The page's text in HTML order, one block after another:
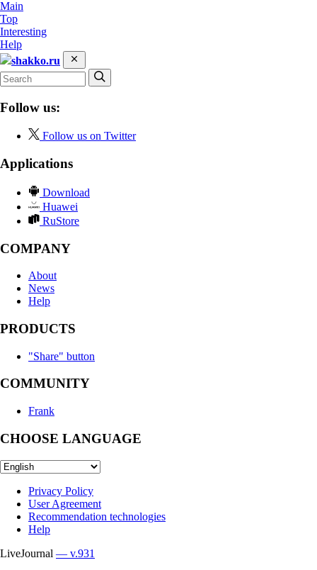
Main
Top
Interesting
Help
shakko.ru
Follow us:
Follow us on Twitter
Applications
Download
Huawei
RuStore
COMPANY
About
News
Help
PRODUCTS
"Share" button
COMMUNITY
Frank
CHOOSE LANGUAGE
Privacy Policy
User Agreement
Recommendation technologies
Help
LiveJournal — v.931